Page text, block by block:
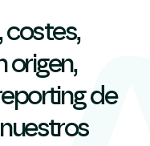
costes,
origen,
de